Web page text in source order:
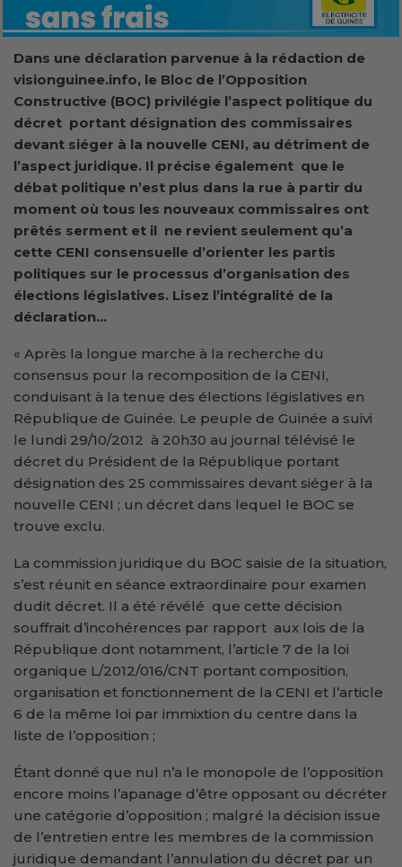
Dans une déclaration parvenue à la rédaction de
visionguinee.info, le Bloc de l’Opposition
Constructive (BOC) privilégie l’aspect politique du
décret portant désignation des commissaires
devant siéger à la nouvelle CENI, au détriment de
l’aspect juridique. Il précise également que le
débat politique n’est plus dans la rue à partir du
moment où tous les nouveaux commissaires ont
prêtés serment et il ne revient seulement qu’a
cette CENI consensuelle d’orienter les partis
politiques sur le processus d’organisation des
élections législatives. Lisez l’intégralité de la
déclaration…
« Après la longue marche à la recherche du
consensus pour la recomposition de la CENI,
conduisant à la tenue des élections législatives en
République de Guinée. Le peuple de Guinée a suivi
le lundi 29/10/2012 à 20h30 au journal télévisé le
décret du Président de la République portant
désignation des 25 commissaires devant siéger à la
nouvelle CENI ; un décret dans lequel le BOC se
trouve exclu.
La commission juridique du BOC saisie de la situation,
s’est réunit en séance extraordinaire pour examen
dudit décret. Il a été révélé que cette décision
souffrait d’incohérences par rapport aux lois de la
République dont notamment, l’article 7 de la loi
organique L/2012/016/CNT portant composition,
organisation et fonctionnement de la CENI et l’article
6 de la même loi par immixtion du centre dans la
liste de l’opposition ;
Étant donné que nul n’a le monopole de l’opposition
encore moins l’apanage d’être opposant ou décréter
une catégorie d’opposition ; malgré la décision issue
de l’entretien entre les membres de la commission
juridique demandant l’annulation du décret par un